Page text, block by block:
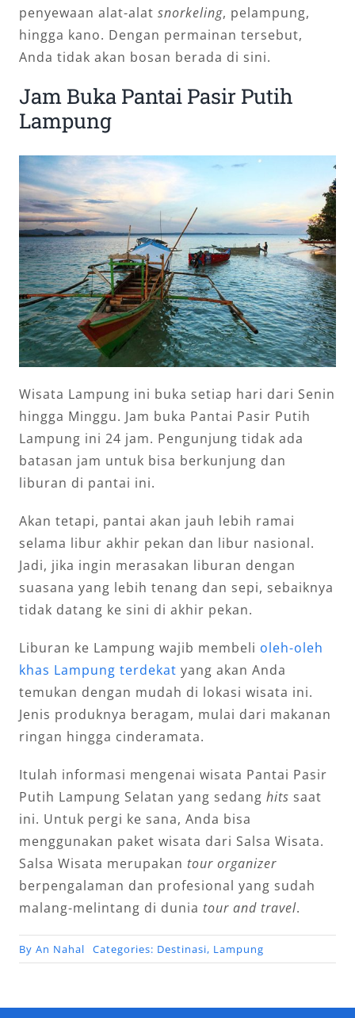
penyewaan alat-alat snorkeling, pelampung,
hingga kano. Dengan permainan tersebut,
Anda tidak akan bosan berada di sini.
Jam Buka Pantai Pasir Putih
Lampung
Wisata Lampung ini buka setiap hari dari Senin
hingga Minggu. Jam buka Pantai Pasir Putih
Lampung ini 24 jam. Pengunjung tidak ada
batasan jam untuk bisa berkunjung dan
liburan di pantai ini.
Akan tetapi, pantai akan jauh lebih ramai
selama libur akhir pekan dan libur nasional.
Jadi, jika ingin merasakan liburan dengan
suasana yang lebih tenang dan sepi, sebaiknya
tidak datang ke sini di akhir pekan.
Liburan ke Lampung wajib membeli oleh-oleh
khas Lampung terdekat yang akan Anda
temukan dengan mudah di lokasi wisata ini.
Jenis produknya beragam, mulai dari makanan
ringan hingga cinderamata.
Itulah informasi mengenai wisata Pantai Pasir
Putih Lampung Selatan yang sedang hits saat
ini. Untuk pergi ke sana, Anda bisa
menggunakan paket wisata dari Salsa Wisata.
Salsa Wisata merupakan tour organizer
berpengalaman dan profesional yang sudah
malang-melintang di dunia tour and travel.
By An Nahal Categories: Destinasi, Lampung